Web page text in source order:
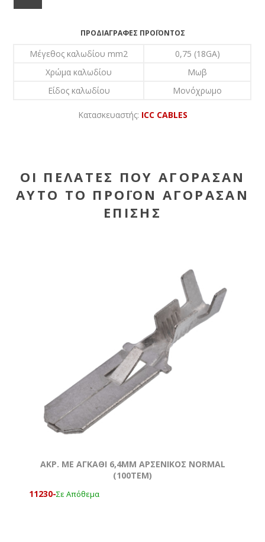
ΠΡΟΔΙΑΓΡΑΦΈΣ ΠΡΟΪΌΝΤΟΣ
Μέγεθος καλωδίου mm2
0,75 (18GA)
Χρώμα καλωδίου
Μωβ
Είδος καλωδίου
Μονόχρωμο
Κατασκευαστής: ICC CABLES
ΟΙ ΠΕΛΆΤΕΣ ΠΟΥ ΑΓΌΡΑΣΑΝ
ΑΥΤΌ ΤΟ ΠΡΟΪΌΝ ΑΓΌΡΑΣΑΝ
ΕΠΊΣΗΣ
ΑΚΡ. ΜΕ ΑΓΚΑΘΙ 6,4ΜΜ ΑΡΣΕΝΙΚΟΣ ΝΟRMAL
(100ΤΕΜ)
11230-Σε Απόθεμα